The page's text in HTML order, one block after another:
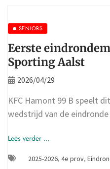
SENIORS
Eerste
Sporting Aalst
2026/04/29
KFC Hamont 99 B speelt
wedstrijd van de eindronde
Lees verder ...
2025-2026, 4e prov,